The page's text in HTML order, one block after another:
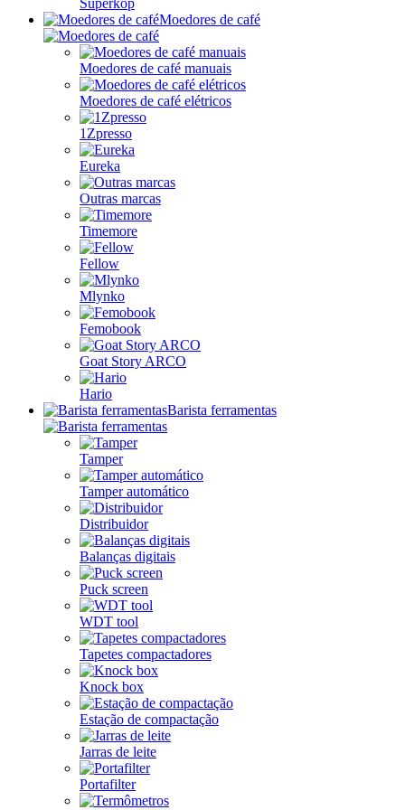
Superkop
Moedores de café
Moedores de café manuais
Moedores de café elétricos
1Zpresso
Eureka
Outras marcas
Timemore
Fellow
Mlynko
Femobook
Goat Story ARCO
Hario
Barista ferramentas
Tamper
Tamper automático
Distribuidor
Balanças digitais
Puck screen
WDT tool
Tapetes compactadores
Knock box
Estação de compactação
Jarras de leite
Portafilter